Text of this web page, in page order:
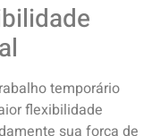
temporário
flexibilidade